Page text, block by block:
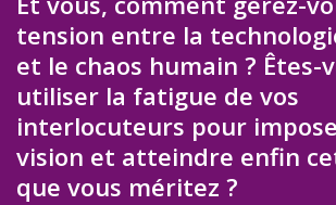
tension entre la
et le chaos humain ? Êtes-
utiliser la fatigue de vos
interlocuteurs pour
vision et atteindre enfin
que vous méritez ?